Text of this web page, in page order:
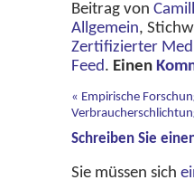
Beitrag von
Allgemein,
Zertifizierter
Feed. Einen
« Empirische
Schreiben Sie
Sie müssen sich